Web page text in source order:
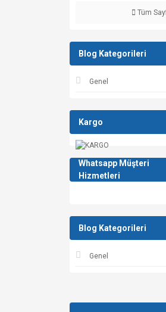
Tüm
Blog Kategorileri
Genel
Kargo
Whatsapp Müşteri
Hizmetleri
Blog Kategorileri
Genel